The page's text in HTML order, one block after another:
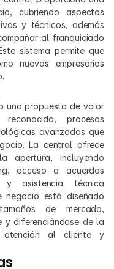
cubriendo aspectos
y técnicos, además
al franquiciado
sistema permite que
nuevos empresarios
una propuesta de valor
procesos
avanzadas que
La central ofrece
apertura, incluyendo
acceso a acuerdos
y asistencia técnica
negocio está diseñado
de mercado,
y diferenciándose de la
atención al cliente y